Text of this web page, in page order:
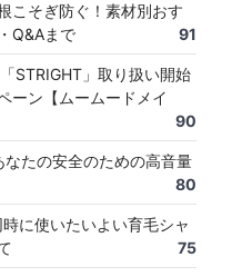
こそぎ防ぐ！素材別おす
Q&Aまで
91
STRIGHT」取り扱い開始
ーン【ムームードメイ
90
たの安全のための高音量
80
に使いたいよい育毛シャ
75